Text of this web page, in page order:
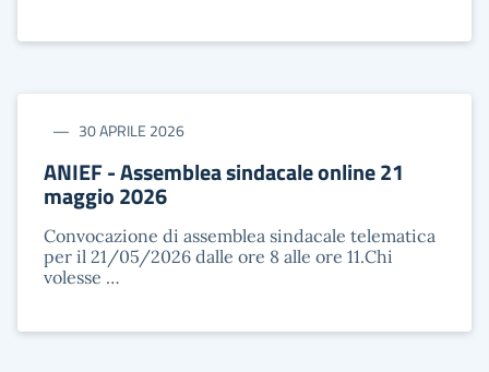
30 APRILE 2026
ANIEF - Assemblea sindacale online 21
maggio 2026
Convocazione di assemblea sindacale telematica
per il 21/05/2026 dalle ore 8 alle ore 11.Chi
volesse …